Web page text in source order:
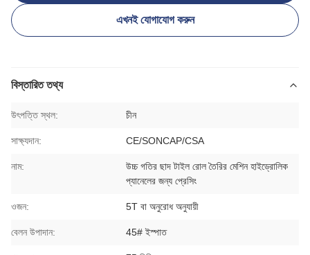
এখনই যোগাযোগ করুন
বিস্তারিত তথ্য
উৎপত্তি স্থল: চীন
সাক্ষ্যদান: CE/SONCAP/CSA
নাম:
উচ্চ গতির ছাদ টাইল রোল তৈরির মেশিন হাইড্রোলিক
প্যানেলের জন্য প্রেসিং
ওজন: 5T বা অনুরোধ অনুযায়ী
বেলন উপাদান: 45# ইস্পাত